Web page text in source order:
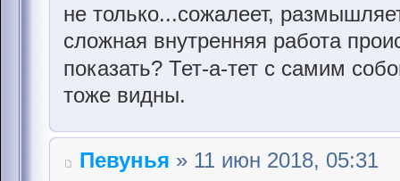
не только...сожалеет,
сложная внутренняя работа
показать? Тет-а-тет с самим
тоже видны.
Певунья » 11 июн 2018, 05:31